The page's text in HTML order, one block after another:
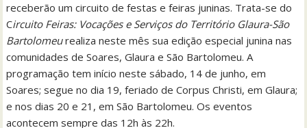
receberão um circuito de festas e feiras juninas. Trata-se do
Circuito Feiras: Vocações e Serviços do Território Glaura-São
Bartolomeurealiza neste mês sua edição especial junina nas
comunidades de Soares, Glaura e São Bartolomeu. A
programação tem início neste sábado, 14 de junho, em
Soares; segue no dia 19, feriado de Corpus Christi, em Glaura;
e nos dias 20 e 21, em São Bartolomeu. Os eventos
acontecem sempre das 12h às 22h.